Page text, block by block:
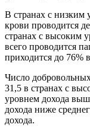
В странах с низким
крови проводится
странах с высоким
всего проводится
приходится до 76%
Число
31,5 в странах с
уровнем дохода
дохода ниже
дохода.